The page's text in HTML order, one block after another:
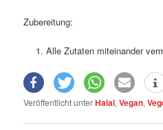
Zubereitung:
Alle Zutaten miteinander
Veröffentlicht unterHalal,Vegan,